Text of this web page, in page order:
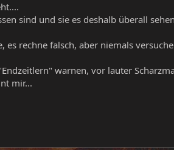
sind und sie es deshalb überall
rechne falsch, aber niemals
warnen, vor lauter
mir...